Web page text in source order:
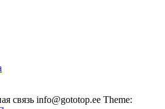
связь info@gototop.ee Theme: